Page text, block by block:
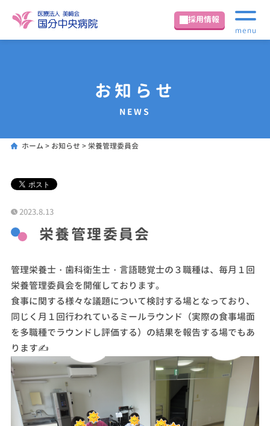
menu
採用情報
お知らせ
NEWS
ホーム > お知らせ >栄養管理委員会
2023.8.13
栄養管理委員会
管理栄養士・歯科衛生士・言語聴覚士の３職種は、毎月１回
栄養管理委員会を開催しております。
食事に関する様々な議題について検討する場となっており、
同じく月１回行われているミールラウンド（実際の食事場面
を多職種でラウンドし評価する）の結果を報告する場でもあ
ります✍️